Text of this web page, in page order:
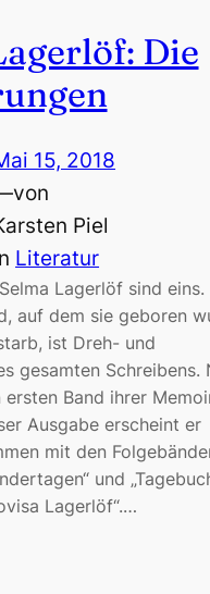
Die
15, 2018
von
Piel
Literatur
Lagerlöf sind eins.
auf dem sie geboren
ist Dreh- und
gesamten Schreibens.
Band ihrer
Ausgabe erscheint er
mit den
und
Lagerlöf“.…